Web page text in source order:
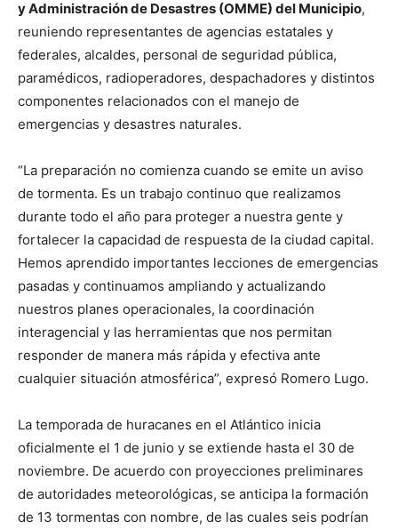
y Administración de Desastres (OMME) del Municipio,
reuniendo representantes de agencias estatales y
federales, alcaldes, personal de seguridad pública,
paramédicos, radioperadores, despachadores y distintos
componentes relacionados con el manejo de
emergencias y desastres naturales.
“La preparación no comienza cuando se emite un aviso
de tormenta. Es un trabajo continuo que realizamos
durante todo el año para proteger a nuestra gente y
fortalecer la capacidad de respuesta de la ciudad capital.
Hemos aprendido importantes lecciones de emergencias
pasadas y continuamos ampliando y actualizando
nuestros planes operacionales, la coordinación
interagencial y las herramientas que nos permitan
responder de manera más rápida y efectiva ante
cualquier situación atmosférica”, expresó Romero Lugo.
La temporada de huracanes en el Atlántico inicia
oficialmente el 1 de junio y se extiende hasta el 30 de
noviembre. De acuerdo con proyecciones preliminares
de autoridades meteorológicas, se anticipa la formación
de 13 tormentas con nombre, de las cuales seis podrían